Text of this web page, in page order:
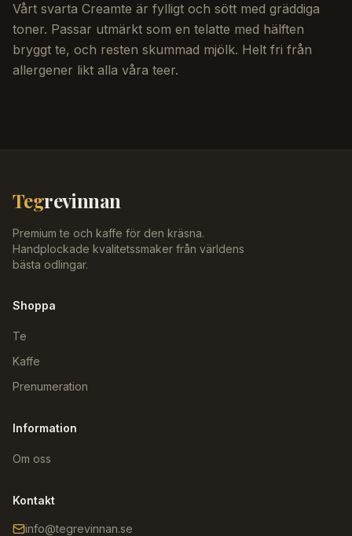
Vårt svarta Creamte är fylligt och sött med gräddiga
toner. Passar utmärkt som en telatte med hälften
bryggt te, och resten skummad mjölk. Helt fri från
allergener likt alla våra teer.
Tegrevinnan
Premium te och kaffe för den kräsna.
Handplockade kvalitetssmaker från världens
bästa odlingar.
Shoppa
Te
Kaffe
Prenumeration
Information
Om oss
Kontakt
info@tegrevinnan.se